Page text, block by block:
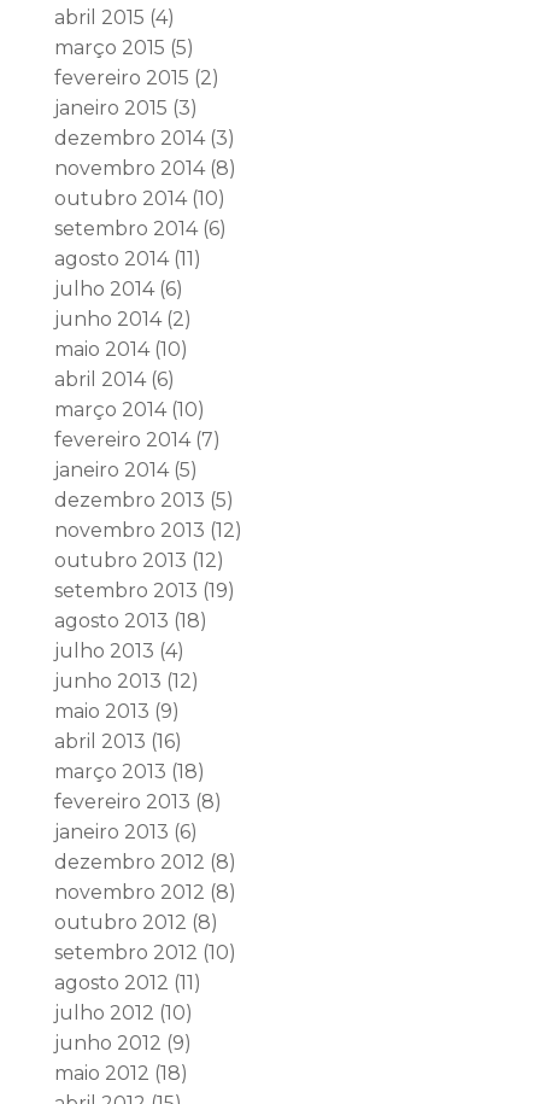
abril 2015 (4)
março 2015 (5)
fevereiro 2015 (2)
janeiro 2015 (3)
dezembro 2014(3)
novembro 2014(8)
outubro 2014(10)
setembro 2014(6)
agosto 2014(11)
julho 2014(6)
junho 2014(2)
maio 2014(10)
abril 2014(6)
março 2014(10)
fevereiro 2014(7)
janeiro 2014(5)
dezembro 2013 (5)
novembro 2013 (12)
outubro 2013 (12)
setembro 2013 (19)
agosto 2013 (18)
julho 2013 (4)
junho 2013 (12)
maio 2013 (9)
abril 2013 (16)
março 2013 (18)
fevereiro 2013 (8)
janeiro 2013 (6)
dezembro 2012 (8)
novembro 2012 (8)
outubro 2012 (8)
setembro 2012 (10)
agosto 2012 (11)
julho 2012 (10)
junho 2012 (9)
maio 2012 (18)